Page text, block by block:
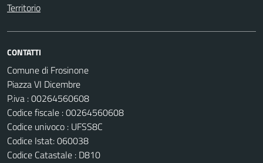
Territorio
CONTATTI
Comune di Frosinone
Piazza VI Dicembre
P.iva : 00264560608
Codice fiscale : 00264560608
Codice univoco : UFSS8C
Codice Istat: 060038
Codice Catastale : D810